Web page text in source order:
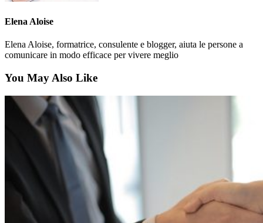
Elena Aloise
Elena Aloise, formatrice, consulente e blogger, aiuta le persone a
comunicare in modo efficace per vivere meglio
You May Also Like